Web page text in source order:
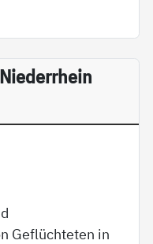
Geflüchteten in